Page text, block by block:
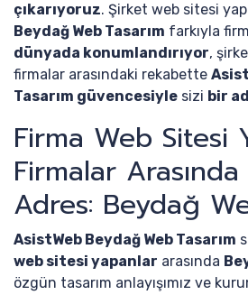
çıkarıyoruz. Şirket web sitesi
Beydağ Web Tasarım farkıyla
dünyada konumlandırıyor,
firmalar arasındaki rekabette
Tasarım güvencesiyle sizi bir
Firma Web Sitesi
Firmalar
Adres: Beydağ
AsistWeb Beydağ Web Tasarım
web sitesi yapanlar arasında
özgün tasarım anlayışımız ve